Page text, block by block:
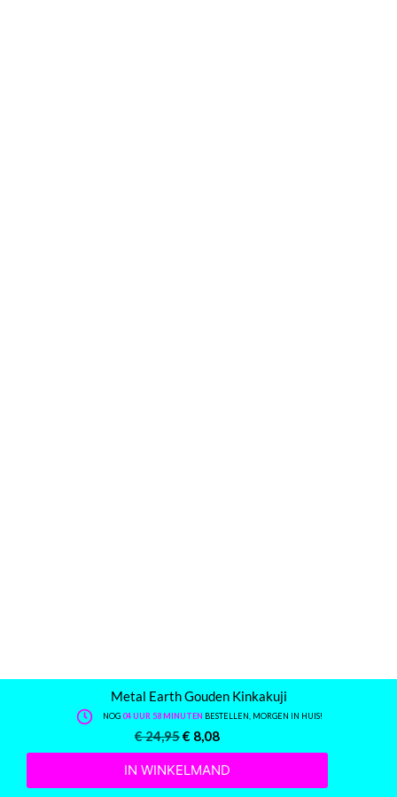
Metal Earth Gouden Kinkakuji
NOG04 UUR 58 MINUTEN BESTELLEN, MORGEN IN HUIS!
€24,95€ 8,08
IN WINKELMAND